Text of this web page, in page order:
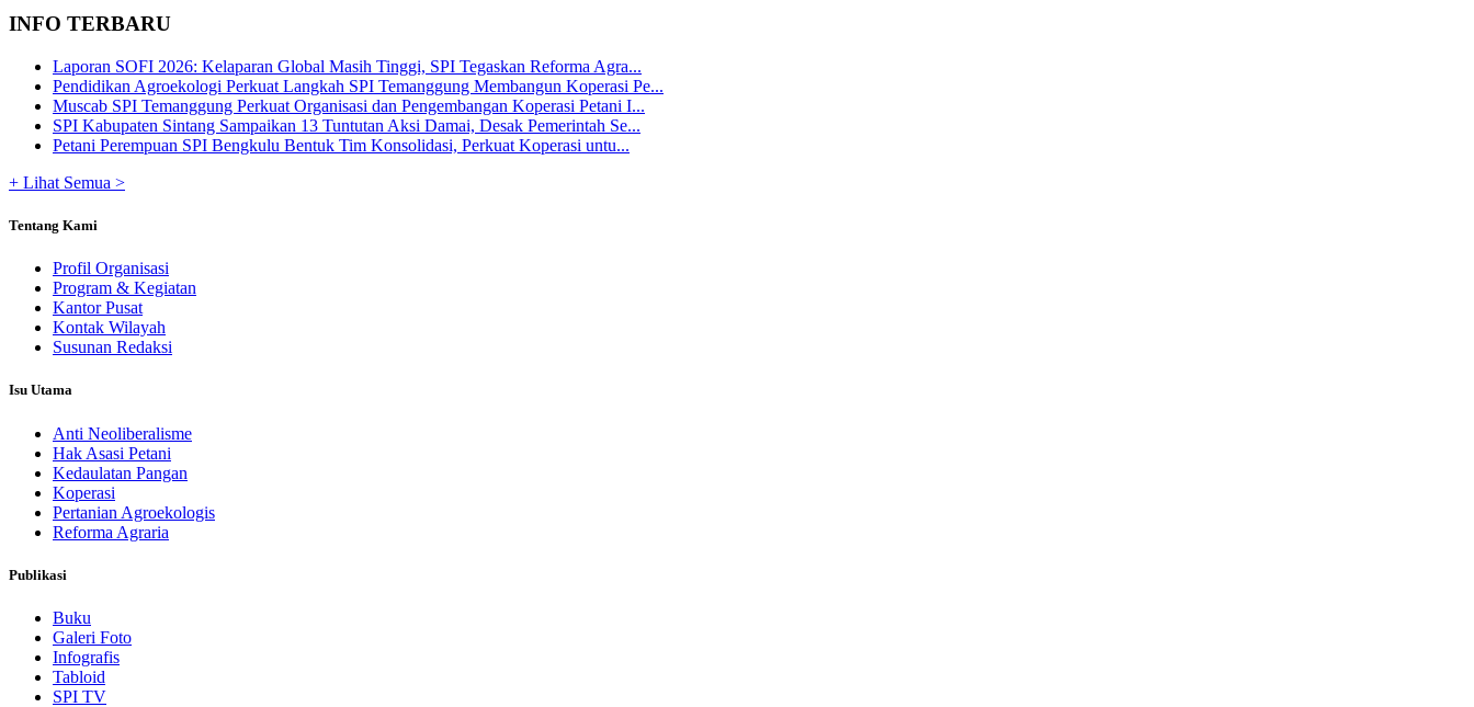
INFO TERBARU
Laporan SOFI 2026: Kelaparan Global Masih Tinggi, SPI Tegaskan Reforma Agra...
Pendidikan Agroekologi Perkuat Langkah SPI Temanggung Membangun Koperasi Pe...
Muscab SPI Temanggung Perkuat Organisasi dan Pengembangan Koperasi Petani I...
SPI Kabupaten Sintang Sampaikan 13 Tuntutan Aksi Damai, Desak Pemerintah Se...
Petani Perempuan SPI Bengkulu Bentuk Tim Konsolidasi, Perkuat Koperasi untu...
+ Lihat Semua >
Tentang Kami
Profil Organisasi
Program & Kegiatan
Kantor Pusat
Kontak Wilayah
Susunan Redaksi
Isu Utama
Anti Neoliberalisme
Hak Asasi Petani
Kedaulatan Pangan
Koperasi
Pertanian Agroekologis
Reforma Agraria
Publikasi
Buku
Galeri Foto
Infografis
Tabloid
SPI TV